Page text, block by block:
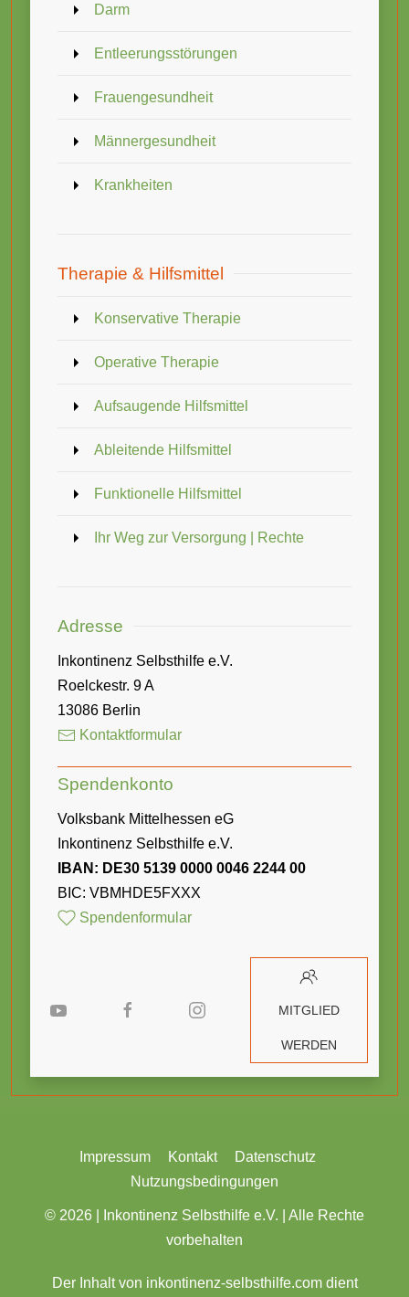
Darm
Entleerungsstörungen
Frauengesundheit
Männergesundheit
Krankheiten
Therapie & Hilfsmittel
Konservative Therapie
Operative Therapie
Aufsaugende Hilfsmittel
Ableitende Hilfsmittel
Funktionelle Hilfsmittel
Ihr Weg zur Versorgung | Rechte
Adresse
Inkontinenz Selbsthilfe e.V.
Roelckestr. 9 A
13086 Berlin
Kontaktformular
Spendenkonto
Volksbank Mittelhessen eG
Inkontinenz Selbsthilfe e.V.
IBAN: DE30 5139 0000 0046 2244 00
BIC: VBMHDE5FXXX
Spendenformular
MITGLIED
WERDEN
Impressum Kontakt
Datenschutz
Nutzungsbedingungen
© 2026 |
Inkontinenz Selbsthilfe e.V. | Alle Rechte
vorbehalten
Der Inhalt von inkontinenz-selbsthilfe.com dient